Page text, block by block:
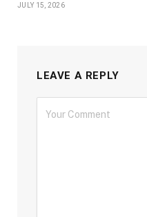
JULY 15, 2026
LEAVE A REPLY